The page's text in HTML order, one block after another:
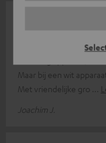
Maar bij een wit
Met vriendelijke gro
Joachim J.